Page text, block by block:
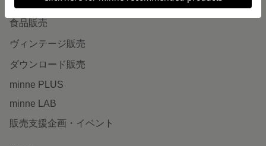
食品販売
ヴィンテージ販売
ダウンロード販売
minne PLUS
minne LAB
販売支援企画・イベント